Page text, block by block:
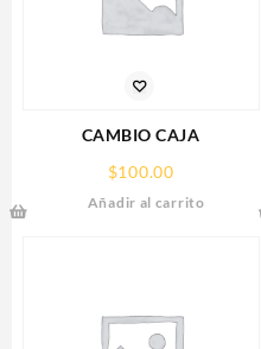
CAMBIO CAJA
$100.00
Añadir al carrito